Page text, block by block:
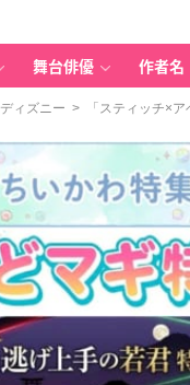
舞台俳優 作者名
ディズニー > 「スティッチ×ア